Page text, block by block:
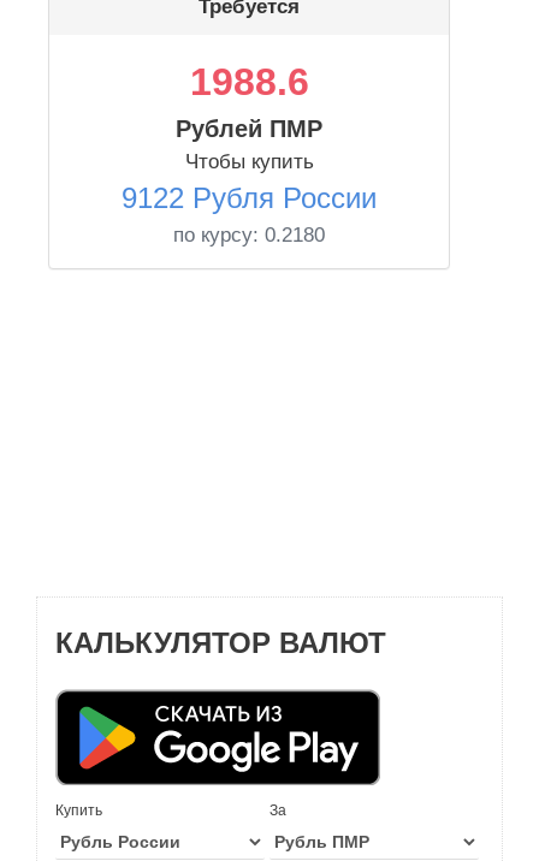
Требуется
1988.6
Рублей ПМР
Чтобы купить
9122 Рубля России
по курсу: 0.2180
КАЛЬКУЛЯТОР ВАЛЮТ
Купить За